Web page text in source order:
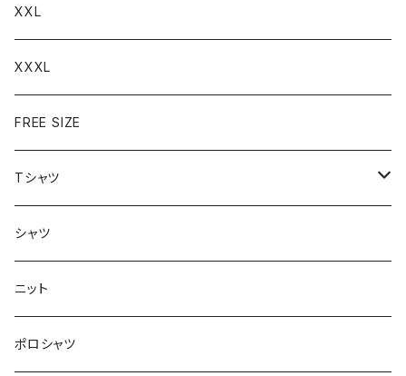
XXL
XXXL
FREE SIZE
Tシャツ
半袖
ロングTシャツ
タンクトップ
シャツ
ニット
ポロシャツ